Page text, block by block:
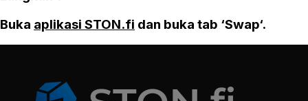
Buka aplikasi STON.fi dan buka tab ‘Swap‘.